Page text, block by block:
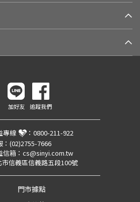
加好友 追蹤我們
專線 ： 0800-211-922
(02)2755-7666
箱： cs@sinyi.com.tw
市信義區信義路五段100號
門市據點